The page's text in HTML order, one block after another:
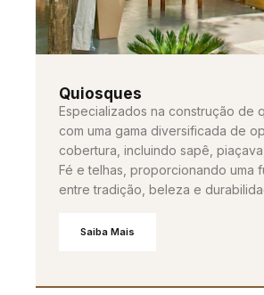
Quiosques
Especializados na construção de
com uma gama diversificada de
cobertura, incluindo sapê,
Fé e telhas, proporcionando uma
entre tradição, beleza e
Saiba Mais